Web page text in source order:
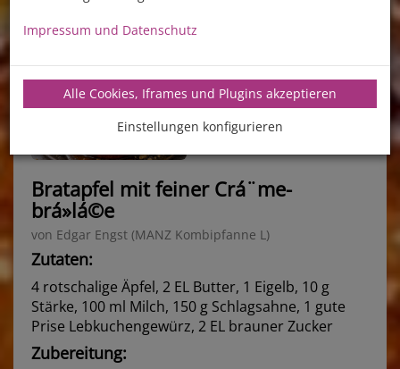
Bratapfel mit feiner Crá¨me-
brá»lá©e
von Edgar Engst (MANZ Kombipfanne L)
Zutaten:
4 rotschalige Äpfel, 2 EL Butter, 1 Eigelb, 10 g
Stärke, 100 ml Milch, 150 g Schlagsahne, 1 gute
Prise Lebkuchengewürz, 2 EL brauner Zucker
Zubereitung:
Impressum und Datenschutz
Alle Cookies, Iframes und Plugins akzeptieren
Einstellungen konfigurieren